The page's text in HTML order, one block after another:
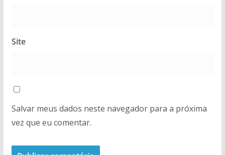
Site
Salvar meus dados neste navegador para a próxima
vez que eu comentar.